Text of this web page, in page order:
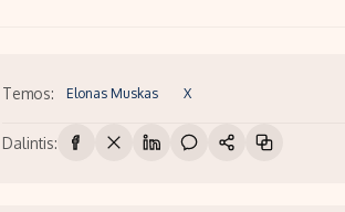
Temos: Elonas Muskas X
Dalintis: